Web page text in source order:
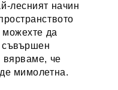
лесният начин
можехте да
съвършен
вярваме, че
мимолетна.